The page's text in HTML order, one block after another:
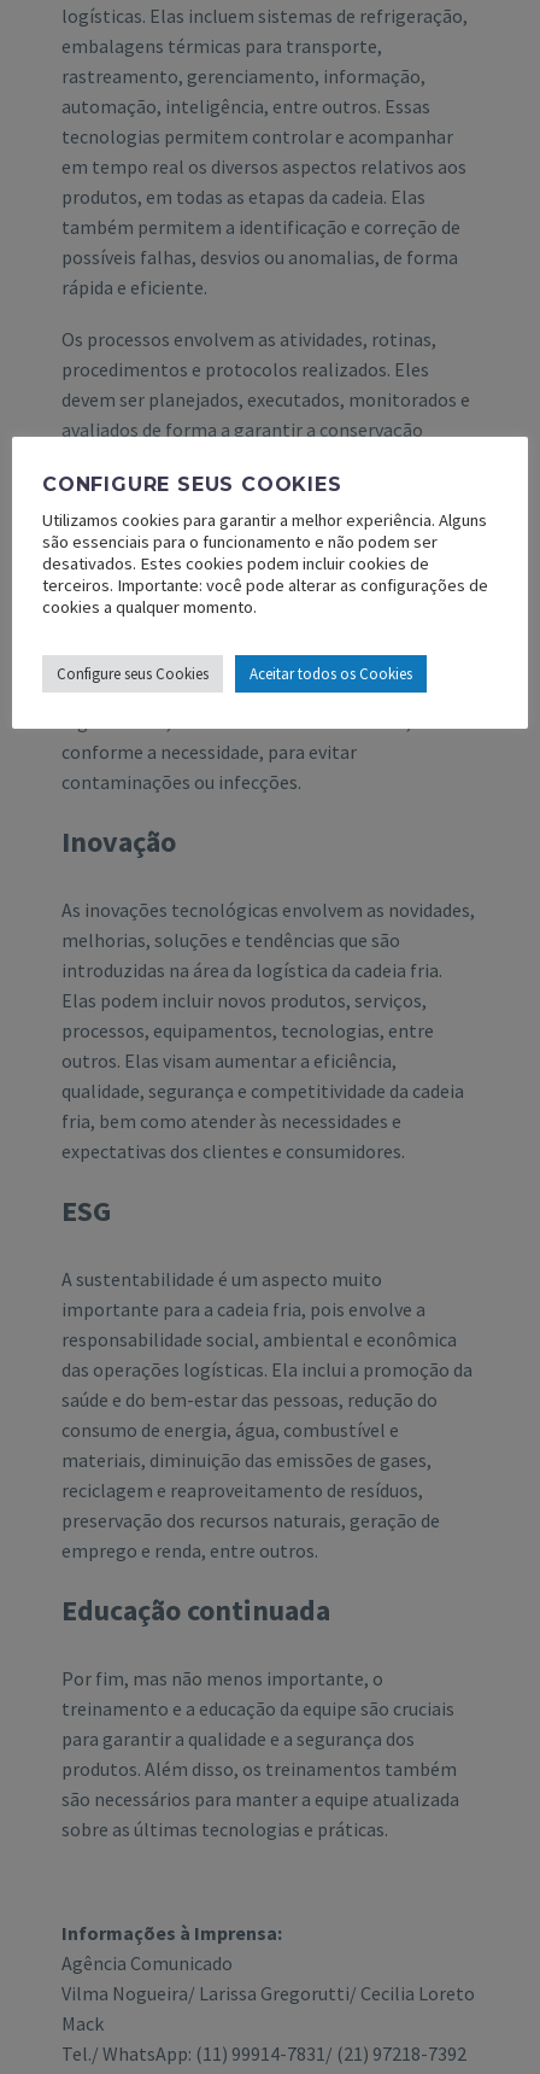
logísticas. Elas incluem sistemas de refrigeração,
embalagens térmicas para transporte,
rastreamento, gerenciamento, informação,
automação, inteligência, entre outros. Essas
tecnologias permitem controlar e acompanhar
em tempo real os diversos aspectos relativos aos
produtos, em todas as etapas da cadeia. Elas
também permitem a identificação e correção de
possíveis falhas, desvios ou anomalias, de forma
rápida e eficiente.
Os processos envolvem as atividades, rotinas,
procedimentos e protocolos realizados. Eles
devem ser planejados, executados, monitorados e
avaliados de forma a garantir a conservação
normas e boas práticas do setor.
Já os equipamentos envolvem os dispositivos,
ferramentas, instrumentos e materiais que são
usados na logística dos produtos. Eles devem ser
para garantir a conservação adequada em todas as
etapas da cadeia. Eles também devem ser limpos,
conforme a necessidade, para evitar
contaminações ou infecções.
Inovação
As inovações tecnológicas envolvem as novidades,
melhorias, soluções e tendências que são
introduzidas na área da logística da cadeia fria.
Elas podem incluir novos produtos, serviços,
processos, equipamentos, tecnologias, entre
outros. Elas visam aumentar a eficiência,
qualidade, segurança e competitividade da cadeia
fria, bem como atender às necessidades e
expectativas dos clientes e consumidores.
ESG
A sustentabilidade é um aspecto muito
importante para a cadeia fria, pois envolve a
responsabilidade social, ambiental e econômica
das operações logísticas. Ela inclui a promoção da
saúde e do bem-estar das pessoas, redução do
consumo de energia, água, combustível e
materiais, diminuição das emissões de gases,
reciclagem e reaproveitamento de resíduos,
preservação dos recursos naturais, geração de
emprego e renda, entre outros.
Educação continuada
Por fim, mas não menos importante, o
treinamento e a educação da equipe são cruciais
para garantir a qualidade e a segurança dos
produtos. Além disso, os treinamentos também
são necessários para manter a equipe atualizada
sobre as últimas tecnologias e práticas.
Informações à Imprensa:
Agência Comunicado
Vilma Nogueira/ Larissa Gregorutti/ Cecilia Loreto
Mack
Tel./ WhatsApp: (11) 99914-7831/ (21) 97218-7392
CONFIGURE SEUS COOKIES
Utilizamos cookies para garantir a melhor experiência. Alguns
são essenciais para o funcionamento e não podem ser
desativados. Estes cookies podem incluir cookies de
terceiros. Importante: você pode alterar as configurações de
cookies a qualquer momento.
Configure seus Cookies Aceitar todos os Cookies